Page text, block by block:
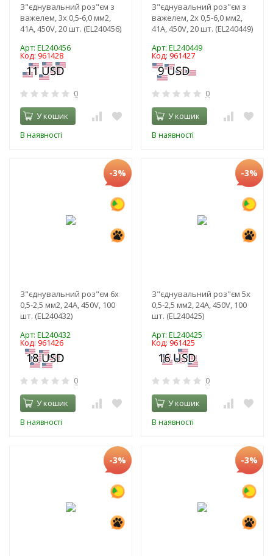
З"єднувальний роз"єм з
важелем, 3x 0,5-6,0 мм2,
41A, 450V, 20 шт. (EL240456)
Арт: EL240456
Код: 961428
0
У кошик
В наявності
З"єднувальний роз"єм з
важелем, 2x 0,5-6,0 мм2,
41A, 450V, 20 шт. (EL240449)
Арт: EL240449
Код: 961427
0
У кошик
В наявності
-3%
З"єднувальний роз"єм 6x
0,5-2,5 мм2, 24A, 450V, 100
шт. (EL240432)
Арт: EL240432
Код: 961426
0
У кошик
В наявності
-3%
З"єднувальний роз"єм 5x
0,5-2,5 мм2, 24A, 450V, 100
шт. (EL240425)
Арт: EL240425
Код: 961425
0
У кошик
В наявності
-3% -3%